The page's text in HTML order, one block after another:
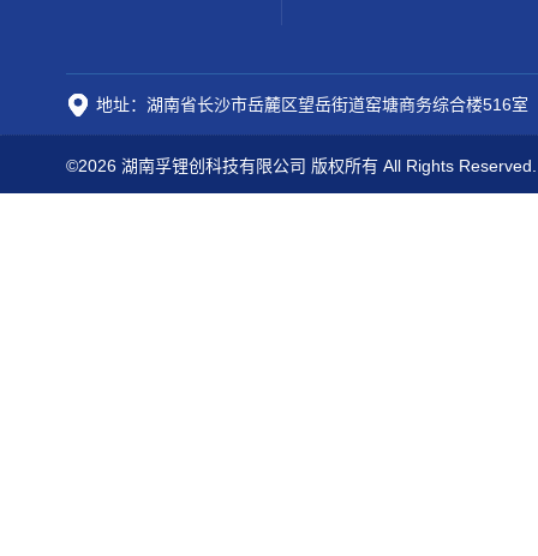
地址：湖南省长沙市岳麓区望岳街道窑塘商务综合楼516室
©2026 湖南孚锂创科技有限公司 版权所有 All Rights